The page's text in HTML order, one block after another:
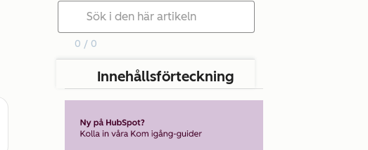
0 / 0
Innehållsförteckning